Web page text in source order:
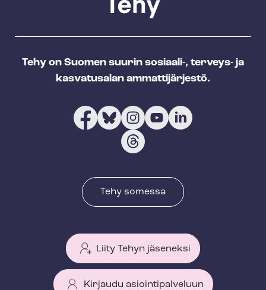
Tehy on Suomen suurin sosiaali-, terveys- ja
kasvatusalan ammattijärjestö.
Tehy somessa
Liity Tehyn jäseneksi
Kirjaudu asiointipalveluun